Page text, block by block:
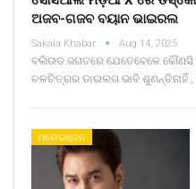
ଅଜବ-ଗଜବ ବୟାନ ଭାଇରଲ
Sakala Khabar Aug 14, 2025
ବଲିଉଡ ଜଗତରେ ଯେତେବେଳେ କୌଣସି
ଚଳଚିତ୍ରର ଡାଇଲଗ ଭାବି ଶୁଣନ୍ତିନାହିଁ ,
ମନୋରଞ୍ଜନ